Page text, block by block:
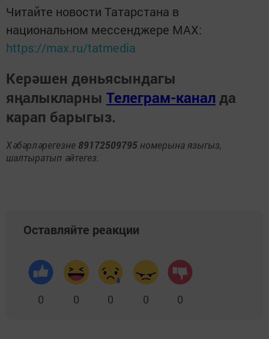
Читайте новости Татарстана в
национальном мессенджере MАХ:
https://max.ru/tatmedia
Керәшен дөньясындагы
яңалыкларны Телеграм-канал да
карап барыгыз.
Хәбәрләрегезне 89172509795 номерына языгыз,
шалтыратып әйтегез.
Оставляйте реакции
0 0 0 0 0